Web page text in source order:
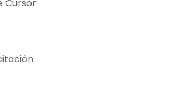
Cursor